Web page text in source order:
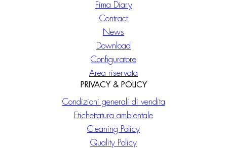
Fima Diary
Contract
News
Download
Configuratore
Area riservata
PRIVACY & POLICY
Condizioni generali di vendita
Etichettatura ambientale
Cleaning Policy
Quality Policy